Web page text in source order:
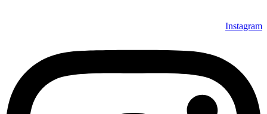
Instagram